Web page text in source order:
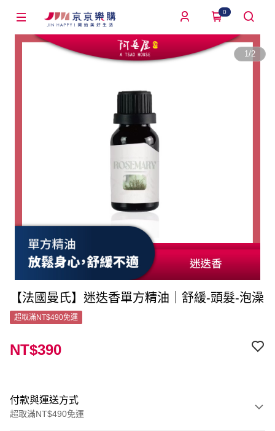
0
1/2
【法國曼氏】迷迭香單方精油｜舒緩-頭髮-泡澡
超取滿NT$490免運
NT$390
付款與運送方式
超取滿NT$490免運